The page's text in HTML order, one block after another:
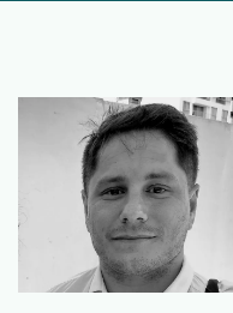
Berichte
Methode
Blog